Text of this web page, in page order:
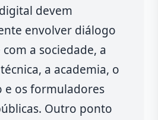
devem
envolver diálogo
a sociedade, a
a academia, o
e os formuladores
Outro ponto